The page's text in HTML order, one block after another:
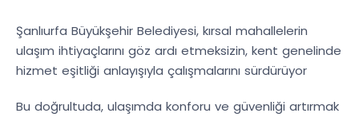
Şanlıurfa Büyükşehir Belediyesi, kırsal mahallelerin
ulaşım ihtiyaçlarını göz ardı etmeksizin, kent genelinde
hizmet eşitliği anlayışıyla çalışmalarını sürdürüyor
Bu doğrultuda, ulaşımda konforu ve güvenliği artırmak